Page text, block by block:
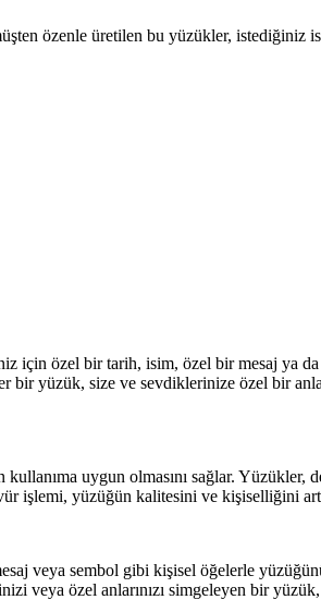
özenle üretilen bu yüzükler, istediğiniz
için özel bir tarih, isim, özel bir mesaj ya
yüzük, size ve sevdiklerinize özel bir
uygun olmasını sağlar. Yüzükler,
işlemi, yüzüğün kalitesini ve kişiselliğini
veya sembol gibi kişisel öğelerle
özel anlarınızı simgeleyen bir yüzük,